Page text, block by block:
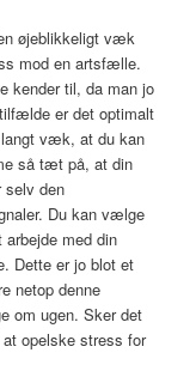
øjeblikkeligt væk
mod en artsfælle.
kender til, da man jo
er det optimalt
langt væk, at du kan
så tæt på, at din
selv den
Du kan vælge
med din
Dette er jo blot et
netop denne
om ugen. Sker det
opelske stress for